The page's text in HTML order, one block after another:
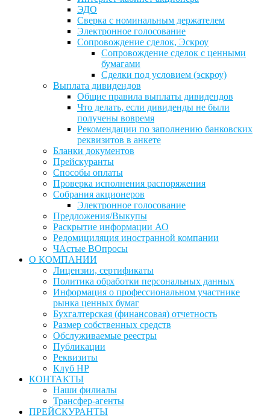
ЭДО
Сверка с номинальным держателем
Электронное голосование
Сопровождение сделок, Эскроу
Сопровождение сделок с ценными
бумагами
Сделки под условием (эскроу)
Выплата дивидендов
Общие правила выплаты дивидендов
Что делать, если дивиденды не были
получены вовремя
Рекомендации по заполнению банковских
реквизитов в анкете
Бланки документов
Прейскуранты
Способы оплаты
Проверка исполнения распоряжения
Собрания акционеров
Электронное голосование
Предложения/Выкупы
Раскрытие информации АО
Редомициляция иностранной компании
ЧАстые ВОпросы
О КОМПАНИИ
Лицензии, сертификаты
Политика обработки персональных данных
Информация о профессиональном участнике
рынка ценных бумаг
Бухгалтерская (финансовая) отчетность
Размер собственных средств
Обслуживаемые реестры
Публикации
Реквизиты
Клуб НР
КОНТАКТЫ
Наши филиалы
Трансфер-агенты
ПРЕЙСКУРАНТЫ